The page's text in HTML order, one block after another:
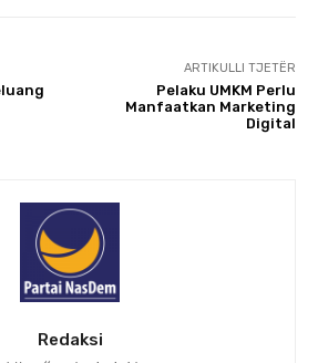
ARTIKULLI TJETËR
Pelaku UMKM Perlu
Manfaatkan Marketing
Digital
Redaksi